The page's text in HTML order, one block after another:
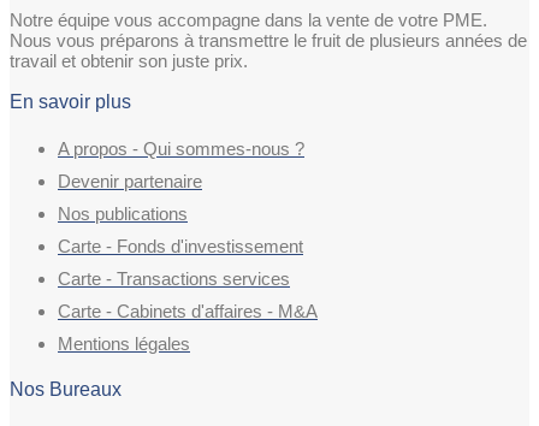
Notre équipe vous accompagne dans la vente de votre PME.
Nous vous préparons à transmettre le fruit de plusieurs années de
travail et obtenir son juste prix.
En savoir plus
A propos - Qui sommes-nous ?
Devenir partenaire
Nos publications
Carte - Fonds d'investissement
Carte - Transactions services
Carte - Cabinets d'affaires - M&A
Mentions légales
Nos Bureaux